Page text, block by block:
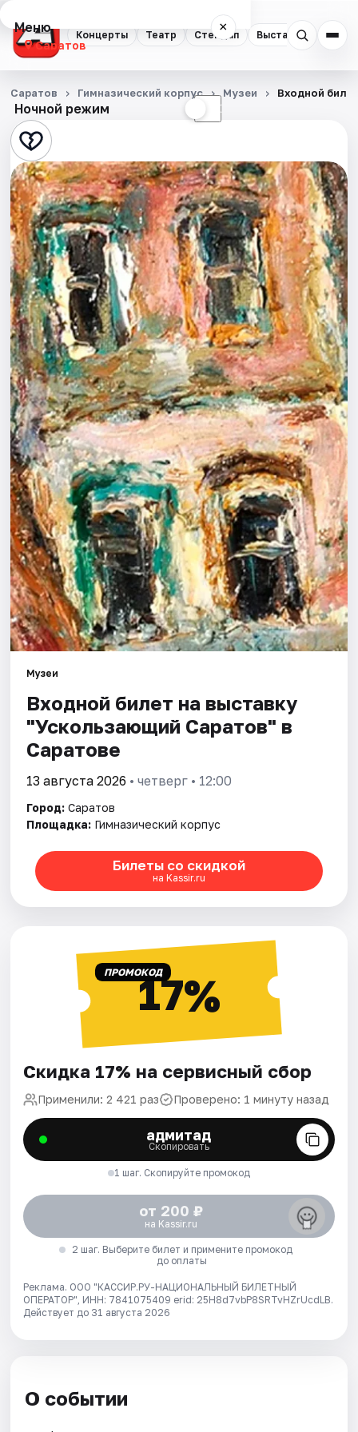
Концерты Театр Стендап Выставки
Меню ×
Саратов
Концерты
Театр
Стендап
Выставки
Квесты
Экскурсии
События
Города
Площадки
Артисты
Рейтинги
Ночной режим ☾
Саратов Гимназический корпус Музеи Входной
Музеи
Входной билет на выставку
"Ускользающий Саратов" в
Саратове
13 августа 2026 • четверг • 12:00
Город: Саратов
Площадка: Гимназический корпус
Билеты со скидкой
на Kassir.ru
ПРОМОКОД17%
Скидка 17% на сервисный сбор
Применили: 2 421 раз Проверено: 1 минуту назад
адмитад
Скопировать
1 шаг. Скопируйте промокод
от 200 ₽
на Kassir.ru
2 шаг. Выберите билет и примените промокод
до оплаты
Реклама. ООО "КАССИР.РУ-НАЦИОНАЛЬНЫЙ БИЛЕТНЫЙ
ОПЕРАТОР", ИНН: 7841075409 erid: 25H8d7vbP8SRTvHZrUcdLB.
Действует до 31 августа 2026
О событии